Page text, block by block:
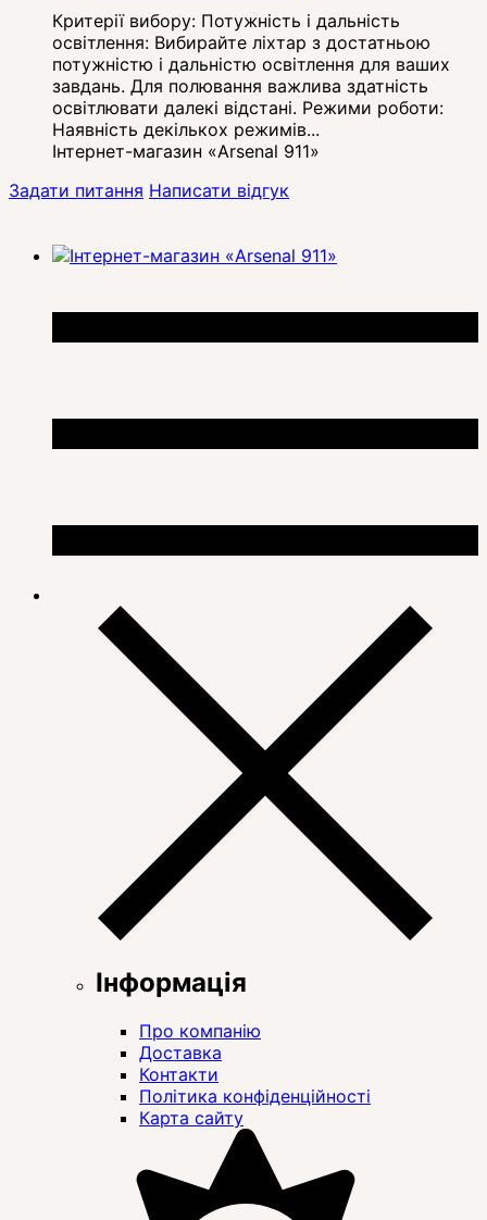
Критерії вибору: Потужність і дальність
освітлення: Вибирайте ліхтар з достатньою
потужністю і дальністю освітлення для ваших
завдань. Для полювання важлива здатність
освітлювати далекі відстані. Режими роботи:
Наявність декількох режимів...
Інтернет-магазин «Arsenal 911»
Задати питання Написати відгук
Інформація
Про компанію
Доставка
Контакти
Політика конфіденційності
Карта сайту